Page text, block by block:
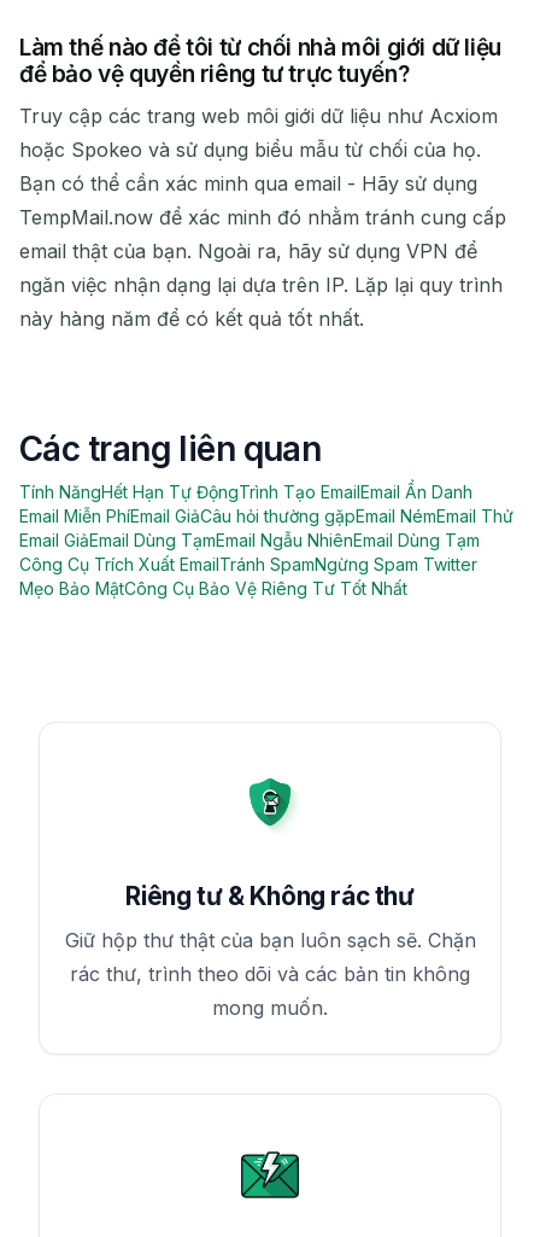
Làm thế nào để tôi từ chối nhà môi giới dữ liệu
để bảo vệ quyền riêng tư trực tuyến?
Truy cập các trang web môi giới dữ liệu như Acxiom
hoặc Spokeo và sử dụng biểu mẫu từ chối của họ.
Bạn có thể cần xác minh qua email - Hãy sử dụng
TempMail.now để xác minh đó nhằm tránh cung cấp
email thật của bạn. Ngoài ra, hãy sử dụng VPN để
ngăn việc nhận dạng lại dựa trên IP. Lặp lại quy trình
này hàng năm để có kết quả tốt nhất.
Các trang liên quan
Tính NăngHết Hạn Tự ĐộngTrình Tạo EmailEmail Ẩn Danh
Email Miễn PhíEmail GiảCâu hỏi thường gặpEmail NémEmail Thử
Email GiảEmail Dùng TạmEmail Ngẫu NhiênEmail Dùng Tạm
Công Cụ Trích Xuất EmailTránh SpamNgừng Spam Twitter
Mẹo Bảo MậtCông Cụ Bảo Vệ Riêng Tư Tốt Nhất
Riêng tư & Không rác thư
Giữ hộp thư thật của bạn luôn sạch sẽ. Chặn
rác thư, trình theo dõi và các bản tin không
mong muốn.